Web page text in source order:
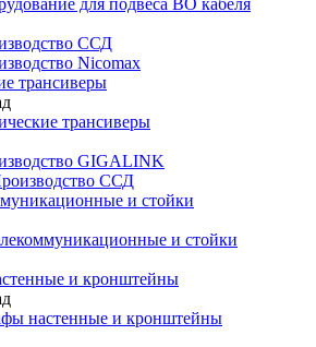
для подвеса ВО кабеля
ССД
Nicomax
трансиверы
трансиверы
GIGALINK
ССД
и стойки
и стойки
и кронштейны
настенные и кронштейны